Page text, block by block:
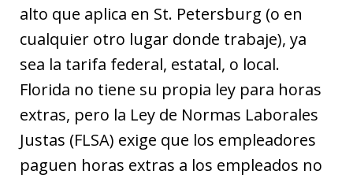
alto que aplica en St. Petersburg (o en
cualquier otro lugar donde trabaje), ya
sea la tarifa federal, estatal, o local.
Florida no tiene su propia ley para horas
extras, pero la Ley de Normas Laborales
Justas (FLSA) exige que los empleadores
paguen horas extras a los empleados no